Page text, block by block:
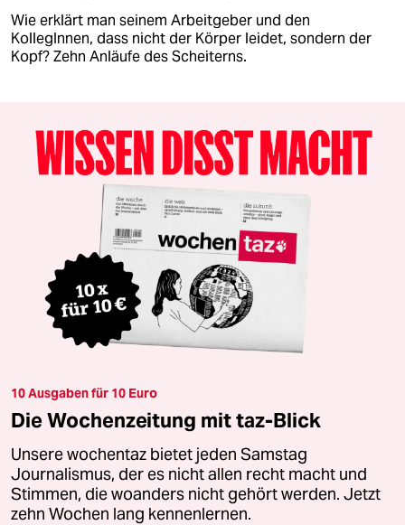
Wie erklärt man seinem Arbeitgeber und den
KollegInnen, dass nicht der Körper leidet, sondern der
Kopf? Zehn Anläufe des Scheiterns.
10 Ausgaben für 10 Euro
Die Wochenzeitung mit taz-Blick
Unsere wochentaz bietet jeden Samstag
Journalismus, der es nicht allen recht macht und
Stimmen, die woanders nicht gehört werden. Jetzt
zehn Wochen lang kennenlernen.